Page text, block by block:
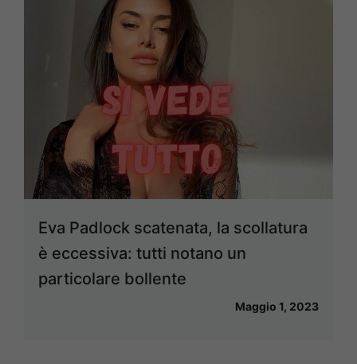
Eva Padlock scatenata, la scollatura
è eccessiva: tutti notano un
particolare bollente
Maggio 1, 2023